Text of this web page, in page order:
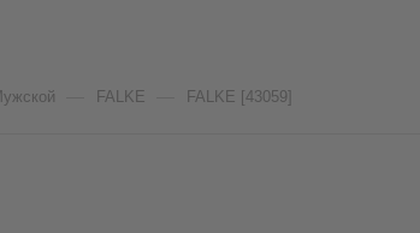
FALKE FALKE [43059]